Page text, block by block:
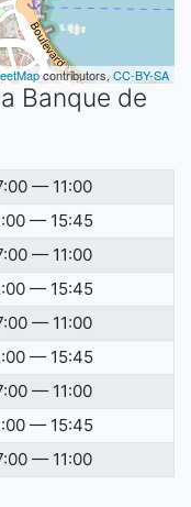
contributors, CC-BY-SA
Banque de
— 11:00
— 15:45
— 11:00
— 15:45
— 11:00
— 15:45
— 11:00
— 15:45
— 11:00